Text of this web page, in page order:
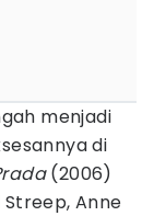
menjadi
di
(2006)
Anne